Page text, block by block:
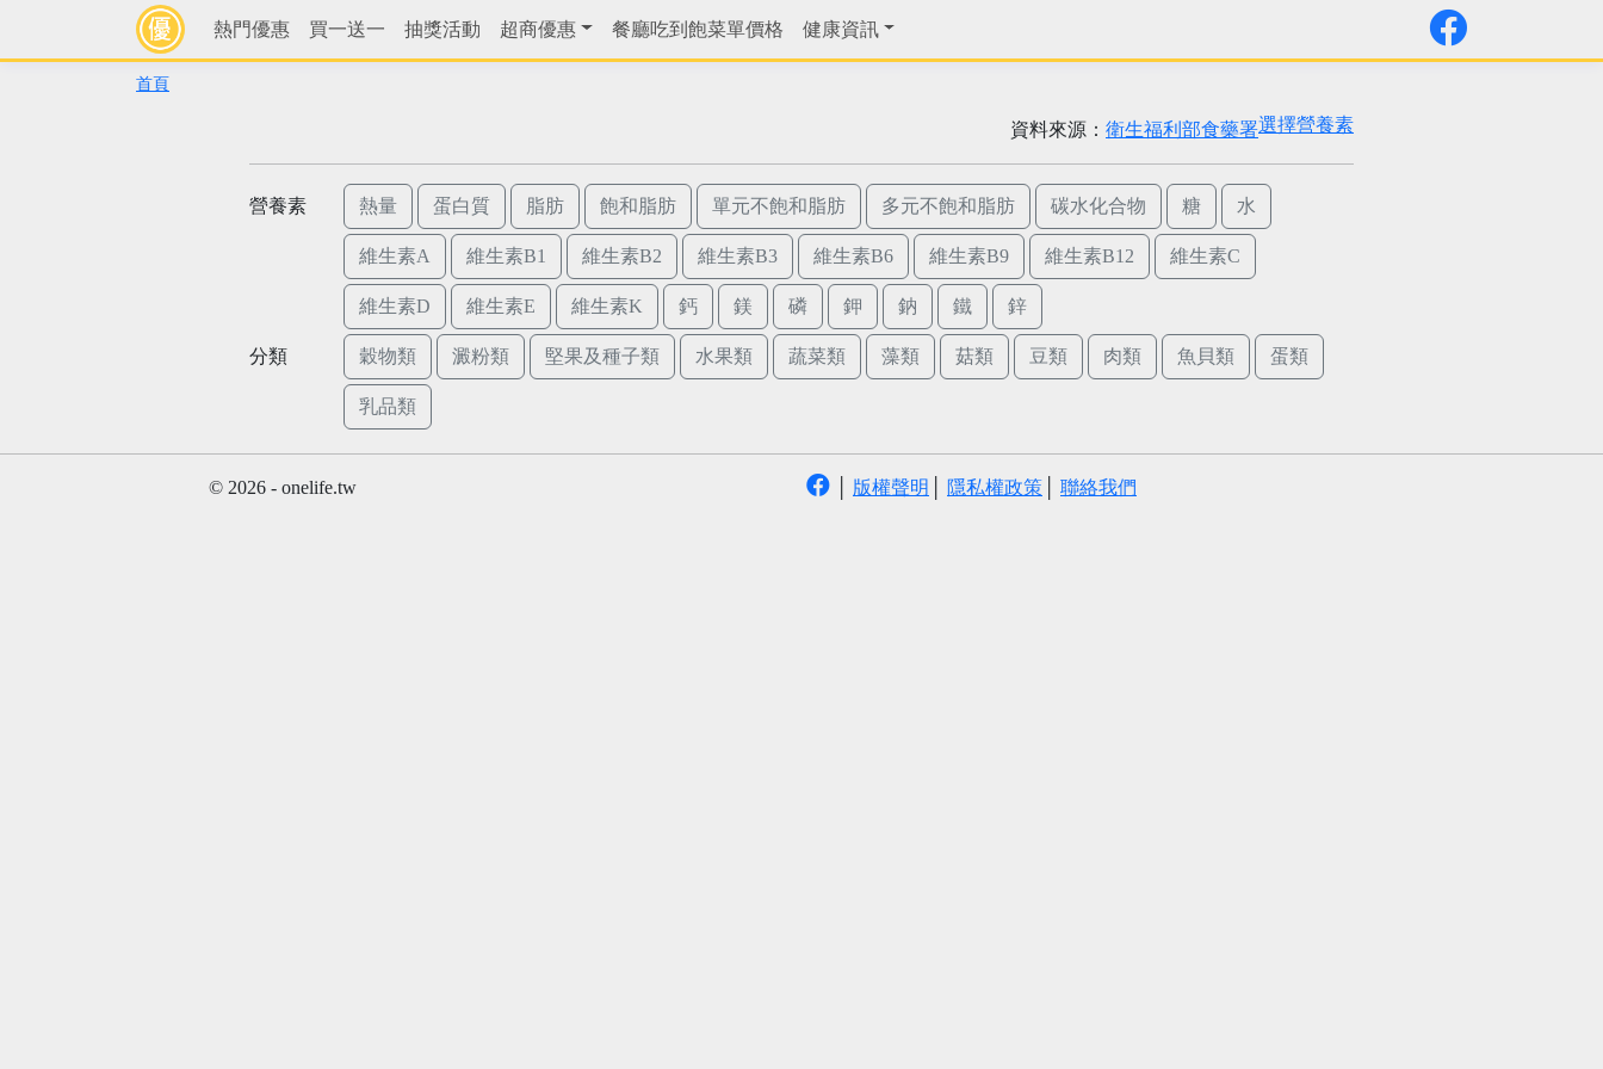
熱門優惠 買一送一 抽獎活動 超商優惠 餐廳吃到飽菜單價格 健康資訊
首頁
選擇營養素
資料來源： 衛生福利部食藥署
營養素 熱量 蛋白質 脂肪 飽和脂肪 單元不飽和脂肪 多元不飽和脂肪 碳水化合物 糖 水
維生素A 維生素B1 維生素B2 維生素B3 維生素B6 維生素B9 維生素B12 維生素C
維生素D 維生素E 維生素K 鈣 鎂 磷 鉀 鈉 鐵 鋅
分類 穀物類 澱粉類 堅果及種子類 水果類 蔬菜類 藻類 菇類 豆類 肉類 魚貝類 蛋類
乳品類
© 2026 - onelife.tw 版權聲明 隱私權政策 聯絡我們